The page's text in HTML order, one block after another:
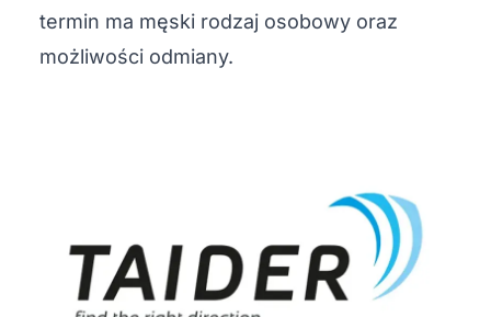
termin ma męski rodzaj osobowy oraz
możliwości odmiany.